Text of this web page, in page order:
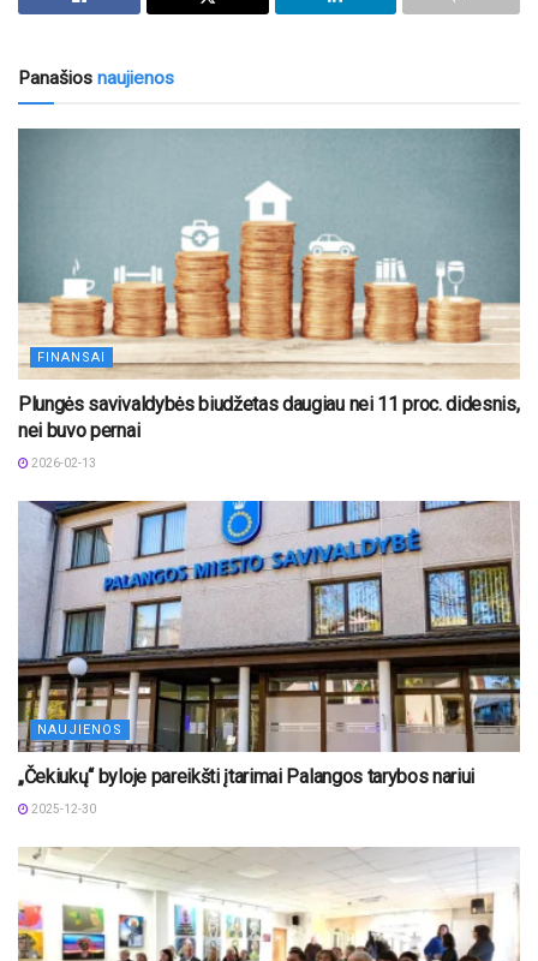
Panašios naujienos
FINANSAI
Plungės savivaldybės biudžetas daugiau nei 11 proc. didesnis,
nei buvo pernai
2026-02-13
NAUJIENOS
„Čekiukų“ byloje pareikšti įtarimai Palangos tarybos nariui
2025-12-30